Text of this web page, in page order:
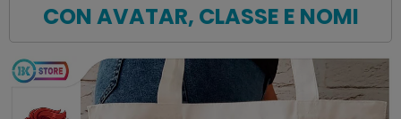
CON AVATAR, CLASSE E NOMI